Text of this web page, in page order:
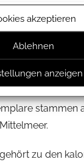
akzeptieren
Ablehnen
anzeigen
) umfasst die
über die
bis runter nach
Inseln
und
stammen
zu den